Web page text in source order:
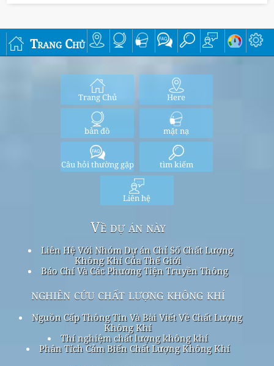
Trang Chủ
Trang Chủ Here
bản đồ mặt nạ
Câu hỏi thường gặp tìm kiếm
Liên hệ
Về dự án này
Liên Hệ Với Nhóm Dự án Chỉ Số Chất Lượng
Không Khí Của Thế Giới
Báo Chí Và Các Phương Tiện Truyền Thông
nghiên cứu chất lượng không khí
Nguồn Cấp Thông Tin Và Bài Viết Về Chất Lượng
Không Khí
Thí nghiệm chất lượng không khí
Phân Tích Cảm Biến Chất Lượng Không Khí